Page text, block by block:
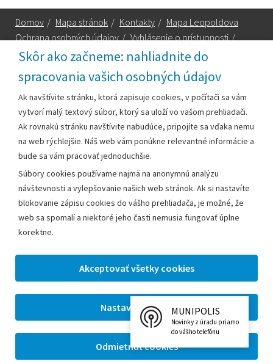
Skôr ako začneme: nahliadnite do
spracovania vašich osobných údajov
Ak navštívite stránku, ktorá zapisuje cookies, v počítači sa vám
vytvorí malý textový súbor, ktorý sa uloží vo vašom prehliadači.
Ak rovnakú stránku navštívite nabudúce, pripojíte sa vďaka nemu
na web rýchlejšie. Náš web vám ponúkne relevantné informácie a
bude sa vám pracovať jednoduchšie.
Súbory cookies používame najmä na anonymnú analýzu
návštevnosti a vylepšovanie našich web stránok. Ak si nastavíte
blokovanie zápisu cookies do vášho prehliadača, je možné, že
web sa spomalí a niektoré jeho časti nemusia fungovať úplne
korektne.
Domov / Mapa stránok / Kontakty / Mapa Leopoldova
Ochrana osobných údajov / Vyhlásenie o prístupnosti /
Technická podpora
Mestský úrad Leopoldov
Hlohovská cesta 1818/2A
920 41 Leopoldov
Kontakt:
Telefón:+42133/285 27 11
Email:
mesto@leopoldov.sk
primatorka@leopoldov.sk
Webmaster:webmaster@leopoldov.sk
2026 © Mestský úrad Leopoldov |
Nastavenia cookies
Tvorba web stránok aredakčný systém od firmy AlejTech,
spol. s r.o.
MUNIPOLIS
Novinky z úradu priamo
do vášho telefónu